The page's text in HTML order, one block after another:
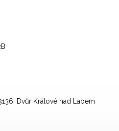
Dvůr Králové nad Labem